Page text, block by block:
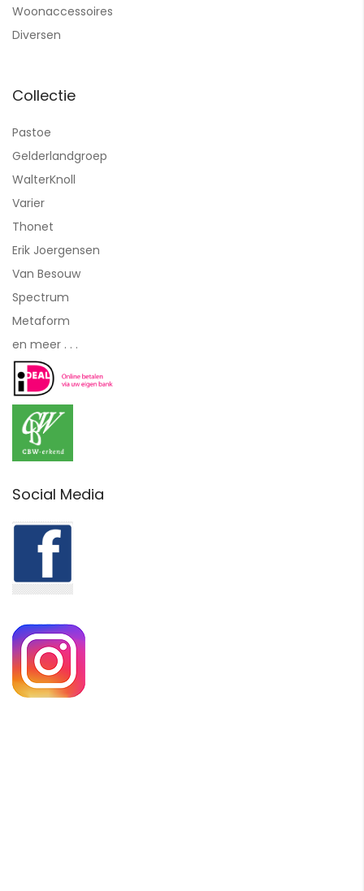
Woonaccessoires
Diversen
Collectie
Pastoe
Gelderlandgroep
WalterKnoll
Varier
Thonet
Erik Joergensen
Van Besouw
Spectrum
Metaform
en meer . . .
Social Media